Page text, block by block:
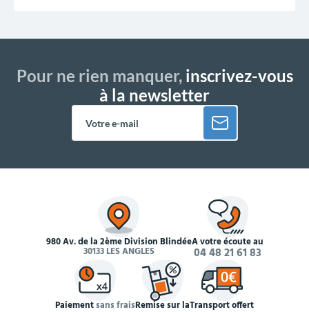
Pour ne rien manquer,inscrivez-vous
à la newsletter
980 Av. de la 2ème Division Blindée
30133 LES ANGLES
À votre écoute au
04 48 21 61 83
Paiementsans fraisRemise sur laTransport offert